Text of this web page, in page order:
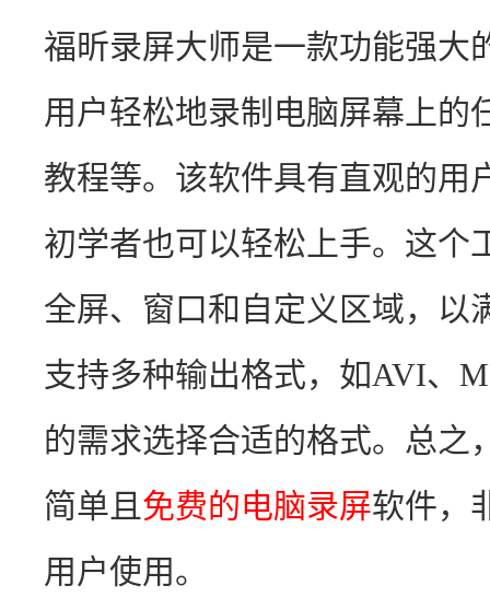
福昕录屏大师是一款功能强大
用户轻松地录制电脑屏幕上的
教程等。该软件具有直观的用
初学者也可以轻松上手。这个
全屏、窗口和自定义区域，以
支持多种输出格式，如AVI、
的需求选择合适的格式。总之
简单且 免费的电脑录屏软件，
用户使用。